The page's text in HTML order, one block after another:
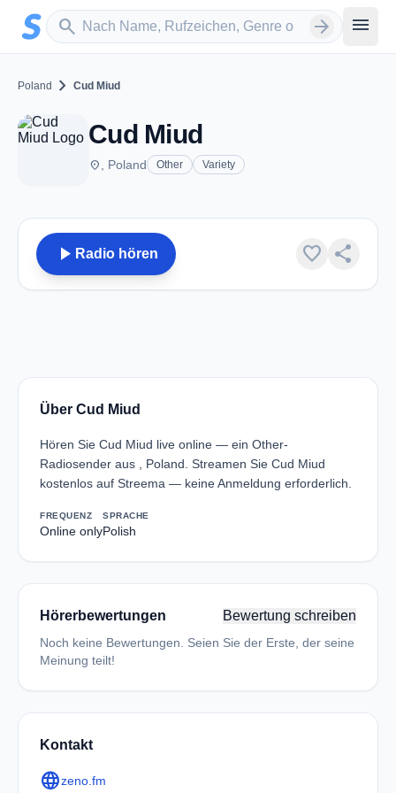
Zum Hauptinhalt springen
search
Sender suchen arrow_forward menu
Poland chevron_right Cud Miud
Cud Miud
place , Poland Other Variety
play_arrow Radio hören favorite share
Über Cud Miud
Hören Sie Cud Miud live online — ein Other-
Radiosender aus , Poland. Streamen Sie Cud Miud
kostenlos auf Streema — keine Anmeldung erforderlich.
FREQUENZ
Online only
SPRACHE
Polish
Hörerbewertungen Bewertung schreiben
Noch keine Bewertungen. Seien Sie der Erste, der seine
Meinung teilt!
Kontakt
languagezeno.fm